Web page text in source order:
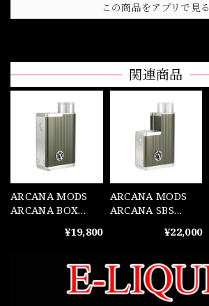
この商品をアプリで見る
関連商品
ARCANA MODS
ARCANA BOX
¥19,800
ARCANA MODS
ARCANA SBS
¥22,000